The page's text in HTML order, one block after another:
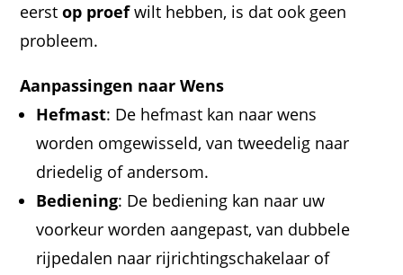
eerstop proefwilt hebben, is dat ook geen
probleem.
Aanpassingen naar Wens
Hefmast: De hefmast kan naar wens
worden omgewisseld, van tweedelig naar
driedelig of andersom.
Bediening: De bediening kan naar uw
voorkeur worden aangepast, van dubbele
rijpedalen naar rijrichtingschakelaar of